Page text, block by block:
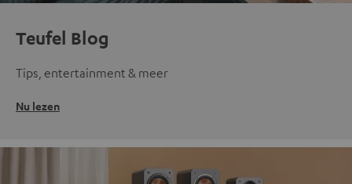
Teufel Blog
Tips, entertainment & meer
Nu lezen